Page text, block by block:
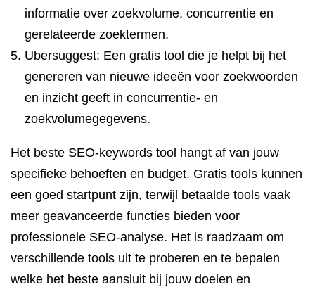
informatie over zoekvolume, concurrentie en
gerelateerde zoektermen.
Ubersuggest: Een gratis tool die je helpt bij het
genereren van nieuwe ideeën voor zoekwoorden
en inzicht geeft in concurrentie- en
zoekvolumegegevens.
Het beste SEO-keywords tool hangt af van jouw
specifieke behoeften en budget. Gratis tools kunnen
een goed startpunt zijn, terwijl betaalde tools vaak
meer geavanceerde functies bieden voor
professionele SEO-analyse. Het is raadzaam om
verschillende tools uit te proberen en te bepalen
welke het beste aansluit bij jouw doelen en